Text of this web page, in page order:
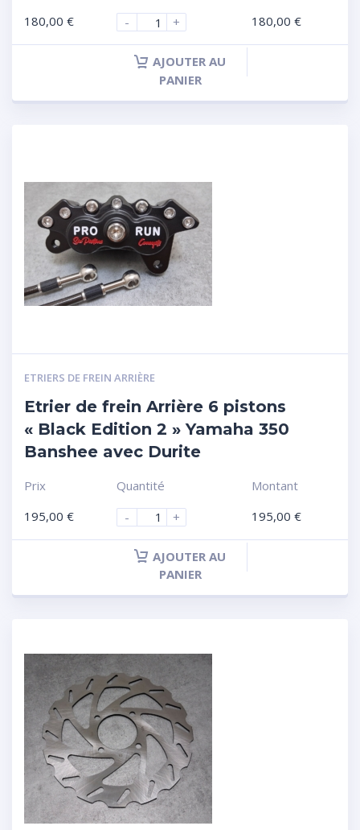
180,00 €
-
+
180,00 €
AJOUTER AU
PANIER
ETRIERS DE FREIN ARRIÈRE
Etrier de frein Arrière 6 pistons
« Black Edition 2 » Yamaha 350
Banshee avec Durite
Prix
195,00 €
Quantité
-
+
Montant
195,00 €
AJOUTER AU
PANIER